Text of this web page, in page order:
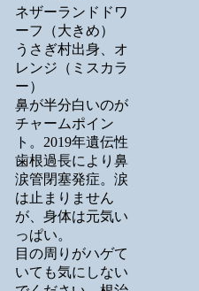
ネザーランドドワ
ーフ（大きめ）
うさぎ村出身、オ
レンジ（ミスカラ
ー）
鼻が半分白いのが
チャームポイン
ト。2019年遺伝性
歯根過長により鼻
涙管閉塞発症。涙
は止まりません
が、身体は元気い
っぱい。
目の周りがハゲて
いても気にしない